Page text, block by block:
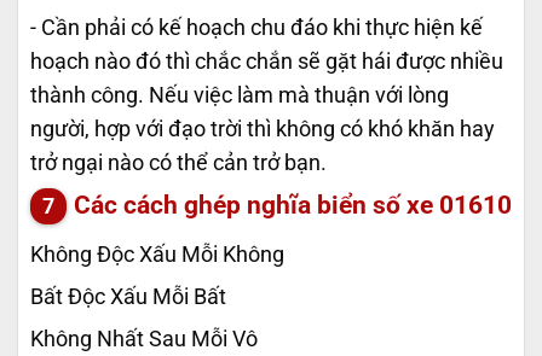
- Cần phải có kế hoạch chu đáo khi thực hiện kế
hoạch nào đó thì chắc chắn sẽ gặt hái được nhiều
thành công. Nếu việc làm mà thuận với lòng
người, hợp với đạo trời thì không có khó khăn hay
trở ngại nào có thể cản trở bạn.
Các cách ghép nghĩa biển số xe 01610
Không Độc Xấu Mỗi Không
Bất Độc Xấu Mỗi Bất
Không Nhất Sau Mỗi Vô